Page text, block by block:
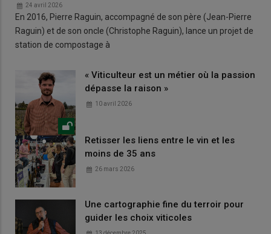
24 avril 2026
En 2016, Pierre Raguin, accompagné de son père (Jean-Pierre
Raguin) et de son oncle (Christophe Raguin), lance un projet de
station de compostage à
« Viticulteur est un métier où la passion
dépasse la raison »
10 avril 2026
Retisser les liens entre le vin et les
moins de 35 ans
26 mars 2026
Une cartographie fine du terroir pour
guider les choix viticoles